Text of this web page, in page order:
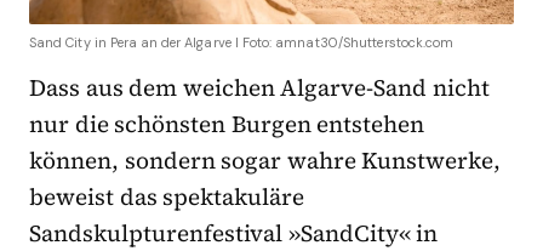
Sand City in Pera an der Algarve I Foto: amnat30/Shutterstock.com
Dass aus dem weichen Algarve-Sand nicht
nur die schönsten Burgen entstehen
können, sondern sogar wahre Kunstwerke,
beweist das spektakuläre
Sandskulpturenfestival »SandCity« in